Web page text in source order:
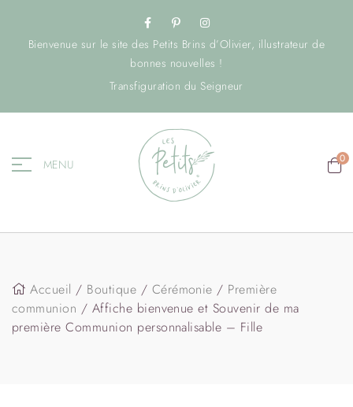
Bienvenue sur le site des Petits Brins d’Olivier, illustrateur de
bonnes nouvelles !
Transfiguration du Seigneur
MENU 0
Accueil / Boutique / Cérémonie / Première
communion / Affiche bienvenue et Souvenir de ma
première Communion personnalisable – Fille